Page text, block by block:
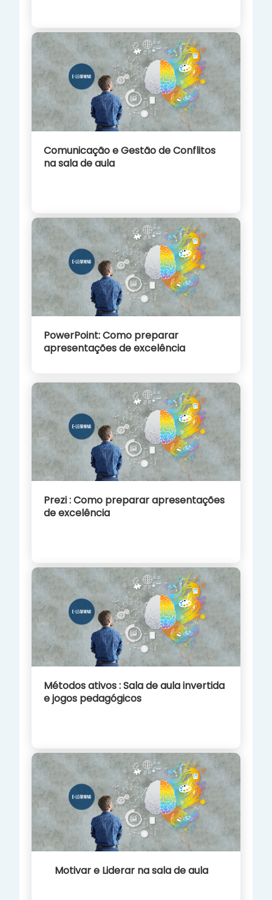
Comunicação e Gestão de Conflitos
na sala de aula
PowerPoint: Como preparar
apresentações de excelência
Prezi : Como preparar apresentações
de excelência
Métodos ativos : Sala de aula invertida
e jogos pedagógicos
Motivar e Liderar na sala de aula